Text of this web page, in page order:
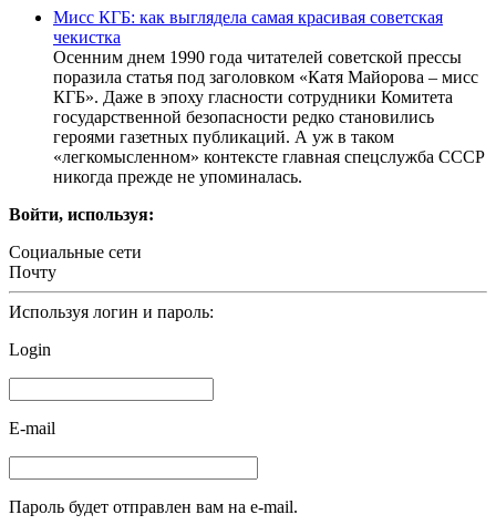
Мисс КГБ: как выглядела самая красивая советская
чекистка
Осенним днем 1990 года читателей советской прессы
поразила статья под заголовком «Катя Майорова – мисс
КГБ». Даже в эпоху гласности сотрудники Комитета
государственной безопасности редко становились
героями газетных публикаций. А уж в таком
«легкомысленном» контексте главная спецслужба СССР
никогда прежде не упоминалась.
Войти, используя:
Социальные сети
Почту
Используя логин и пароль:
Login
E-mail
Пароль будет отправлен вам на e-mail.